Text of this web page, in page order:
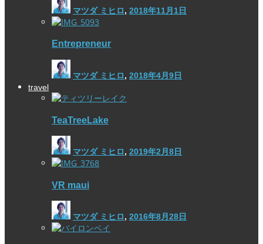
マツダ ミヒロ, 2018年11月1日
Entrepreneur
マツダ ミヒロ, 2018年4月9日
travel
TeaTreeLake
マツダ ミヒロ, 2019年2月8日
VR maui
マツダ ミヒロ, 2016年8月28日